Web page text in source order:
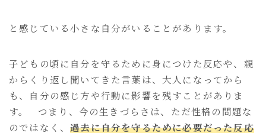
と感じている小さな自分がいることがあります。
子どもの頃に自分を守るために身につけた反応や、親
からくり返し聞いてきた言葉は、大人になってから
も、自分の感じ方や行動に影響を残すことがありま
す。 つまり、今の生きづらさは、ただ性格の問題な
のではなく、過去に自分を守るために必要だった反応